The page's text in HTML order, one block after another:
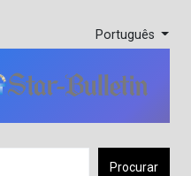
Português
Procurar